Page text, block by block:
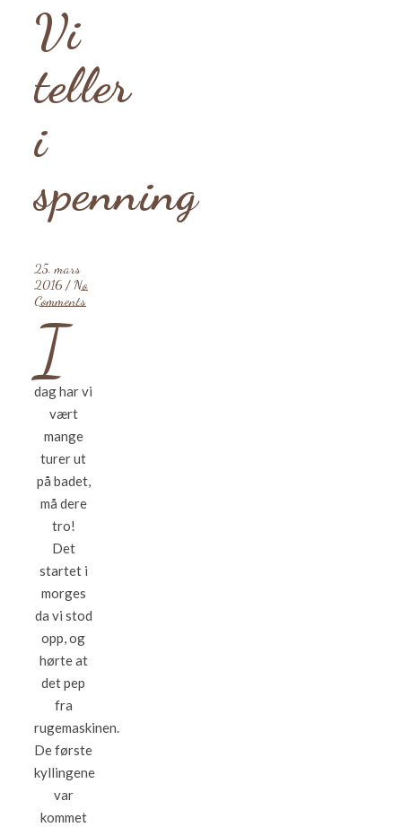
Vi
teller
i
spenning
25. mars
2016 / No
Comments
I
dag har vi
vært
mange
turer ut
på badet,
må dere
tro!
Det
startet i
morges
da vi stod
opp, og
hørte at
det pep
fra
rugemaskinen.
De første
kyllingene
var
kommet